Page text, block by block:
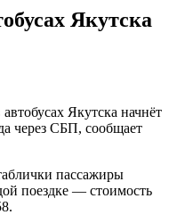
Якутска
Якутска начнёт
через СБП, сообщает
пассажиры
поездке — стоимость